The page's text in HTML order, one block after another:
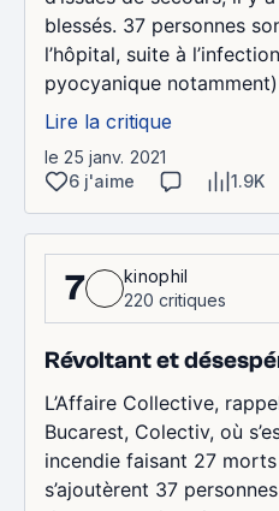
blessés. 37 personnes
l’hôpital, suite à
pyocyanique
Lire la critique
le 25 janv. 2021
6 j'aime
1.9K
7
kinophil
220 critiques
Révoltant et
L’Affaire Collective,
Bucarest, Colectiv, où
incendie faisant 27
s’ajoutèrent 37